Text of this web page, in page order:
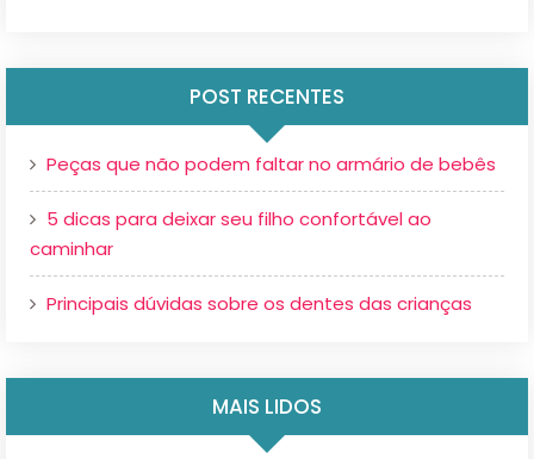
POST RECENTES
Peças que não podem faltar no armário de bebês
5 dicas para deixar seu filho confortável ao
caminhar
Principais dúvidas sobre os dentes das crianças
MAIS LIDOS